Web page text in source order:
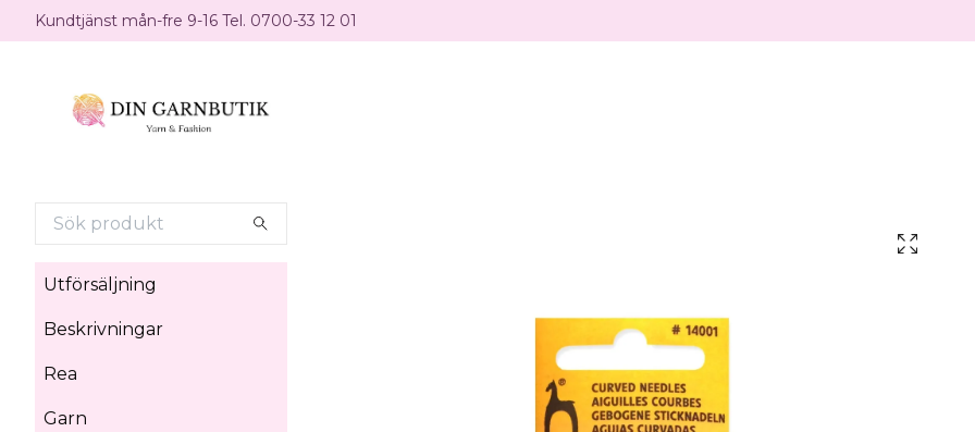
Kundtjänst mån-fre 9-16 Tel. 0700-33 12 01
Utförsäljning
Beskrivningar
Rea
Garn